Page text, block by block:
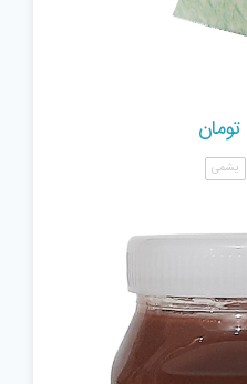
تومان
یشمی